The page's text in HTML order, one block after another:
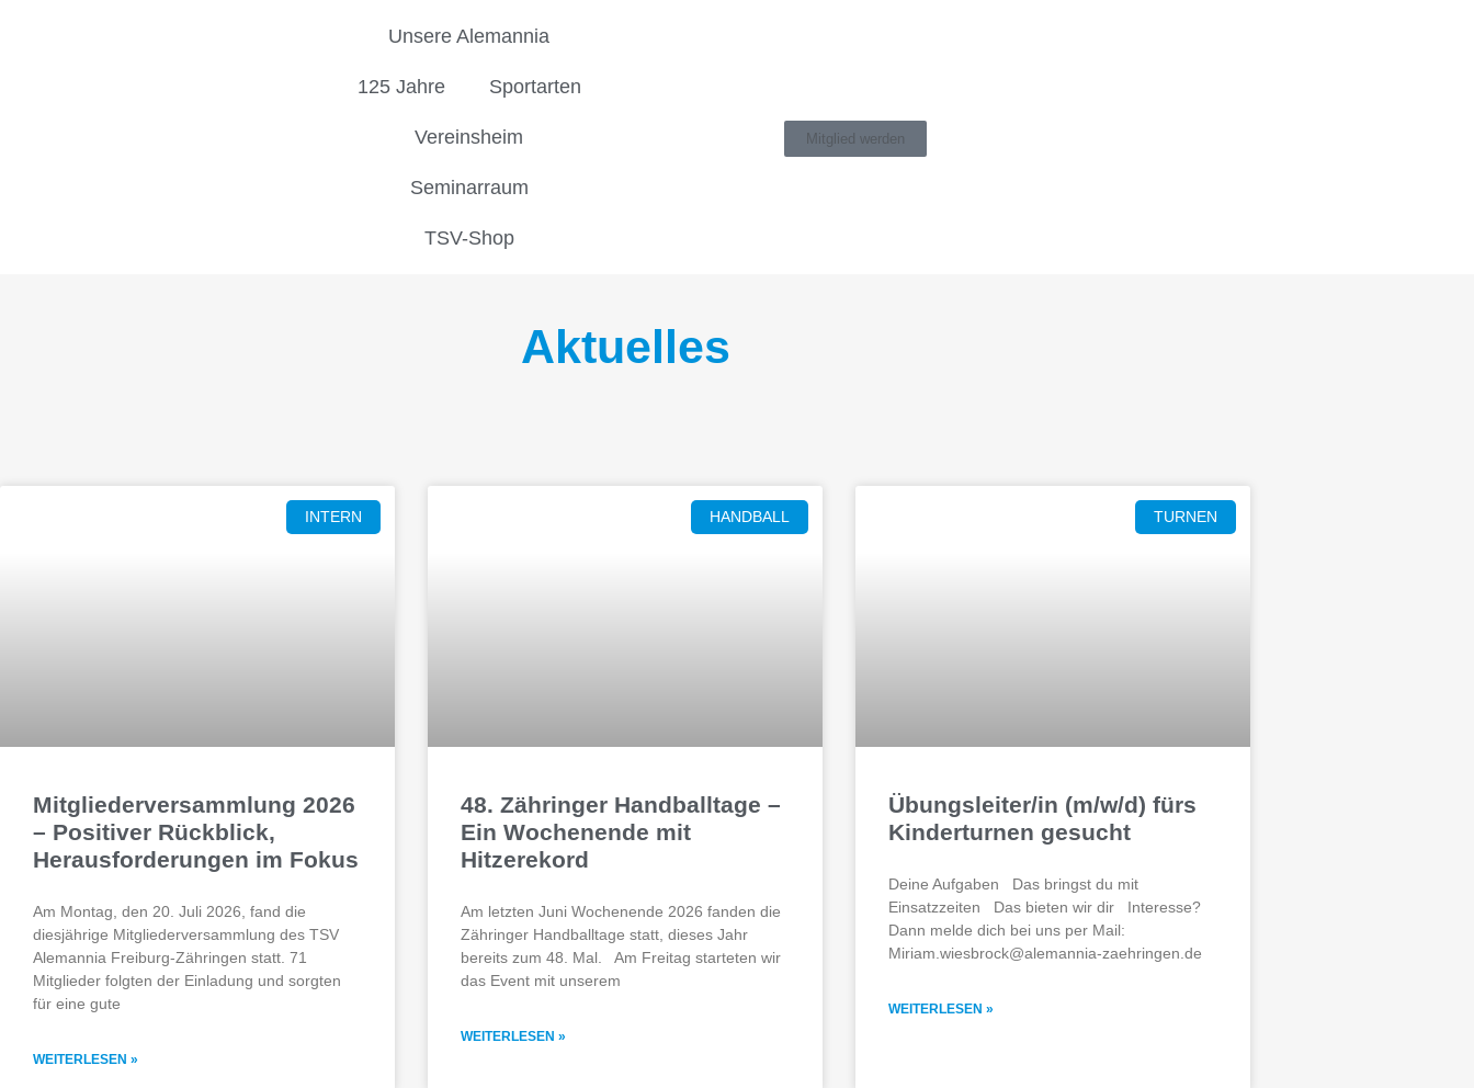
Unsere Alemannia
125 Jahre Sportarten
Vereinsheim
Seminarraum
TSV-Shop
Mitglied werden
Aktuelles
INTERN
Mitgliederversammlung 2026
– Positiver Rückblick,
Herausforderungen im Fokus
Am Montag, den 20. Juli 2026, fand die
diesjährige Mitgliederversammlung des TSV
Alemannia Freiburg-Zähringen statt. 71
Mitglieder folgten der Einladung und sorgten
für eine gute
WEITERLESEN »
HANDBALL
48. Zähringer Handballtage –
Ein Wochenende mit
Hitzerekord
Am letzten Juni Wochenende 2026 fanden die
Zähringer Handballtage statt, dieses Jahr
bereits zum 48. Mal. Am Freitag starteten wir
das Event mit unserem
WEITERLESEN »
TURNEN
Übungsleiter/in (m/w/d) fürs
Kinderturnen gesucht
Deine Aufgaben Das bringst du mit
Einsatzzeiten Das bieten wir dir Interesse?
Dann melde dich bei uns per Mail:
Miriam.wiesbrock@alemannia-zaehringen.de
WEITERLESEN »